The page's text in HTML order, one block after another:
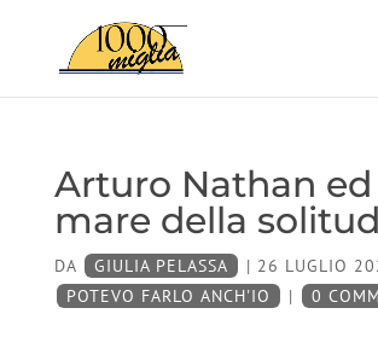
Arturo Nathan ed
mare della
DA GIULIA PELASSA | 26 LUGLIO
POTEVO FARLO ANCH'IO
| 0